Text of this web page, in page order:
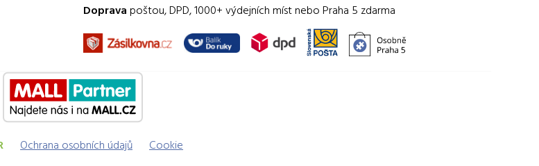
Doprava poštou, DPD, 1000+ výdejních míst nebo Praha 5 zdarma
Ochrana osobních údajů Cookie